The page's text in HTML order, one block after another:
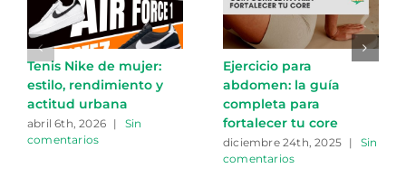
Tenis Nike de mujer:
estilo, rendimiento y
actitud urbana
abril 6th, 2026 |
Sin
comentarios
Ejercicio para
abdomen: la guía
completa para
fortalecer tu core
diciembre 24th, 2025 |
Sin
comentarios